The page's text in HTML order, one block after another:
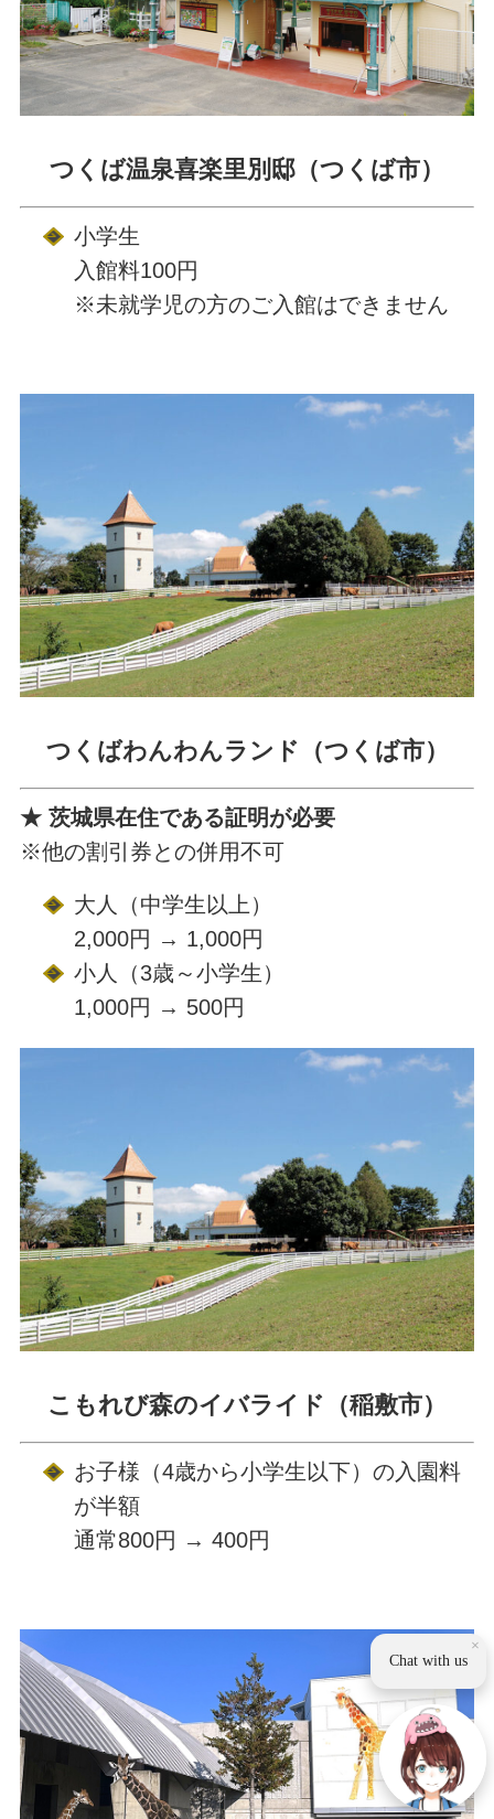
つくば温泉喜楽里別邸（つくば市）
小学生
入館料100円
※未就学児の方のご入館はできません
つくばわんわんランド（つくば市）
★ 茨城県在住である証明が必要
※他の割引券との併用不可
大人（中学生以上）
2,000円 → 1,000円
小人（3歳～小学生）
1,000円 → 500円
こもれび森のイバライド（稲敷市）
お子様（4歳から小学生以下）の入園料
が半額
通常800円 → 400円
×
Chat with us